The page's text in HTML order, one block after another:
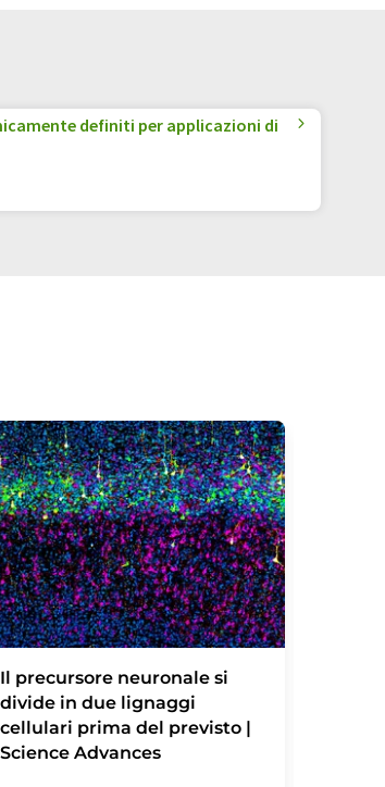
definiti per applicazioni di
Il precursore neuronale si
divide in due lignaggi
cellulari prima del previsto |
Science Advances